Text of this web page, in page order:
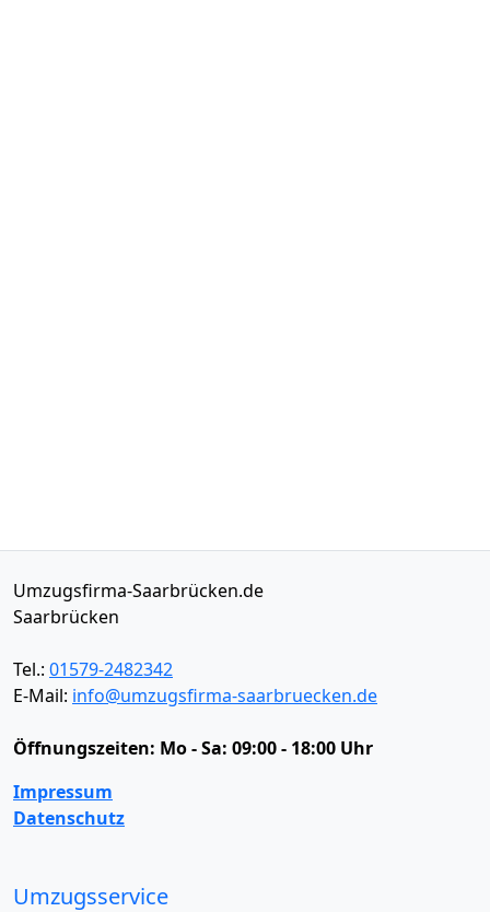
Umzugsfirma-Saarbrücken.de
Saarbrücken
Tel.: 01579-2482342
E-Mail: info@umzugsfirma-saarbruecken.de
Öffnungszeiten: Mo - Sa: 09:00 - 18:00 Uhr
Impressum
Datenschutz
Umzugsservice